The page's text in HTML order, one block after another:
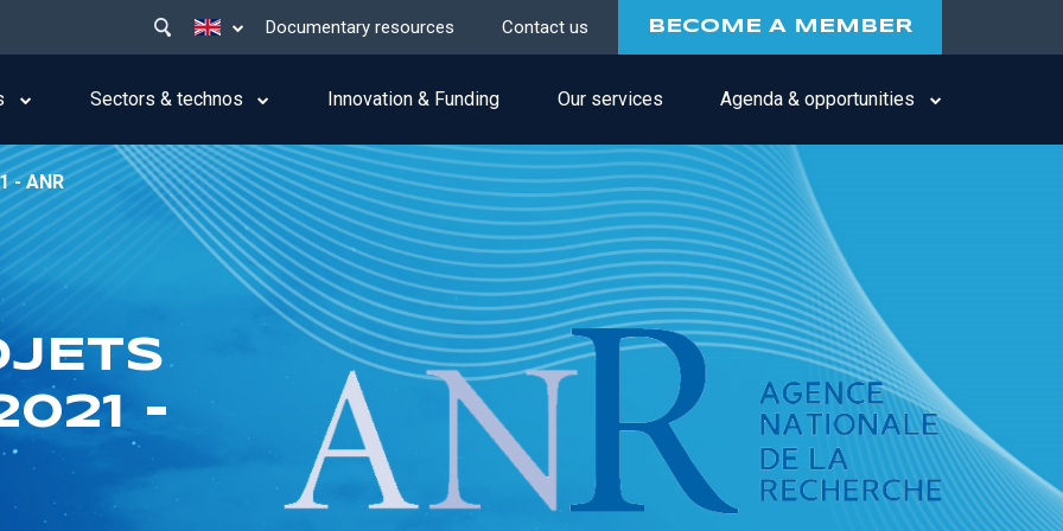
List additional actions
menu
top
Documentary resources Contact us BECOME A MEMBER
Sectors & technos Innovation & Funding Our services Agenda & opportunities
- ANR
-